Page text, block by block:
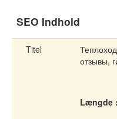
SEO Indhold
Titel
отзывы,
Længde